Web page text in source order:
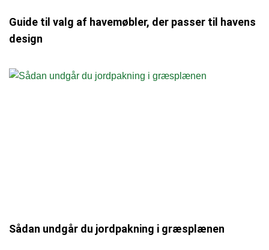
Guide til valg af havemøbler, der passer til havens
design
Sådan undgår du jordpakning i græsplænen